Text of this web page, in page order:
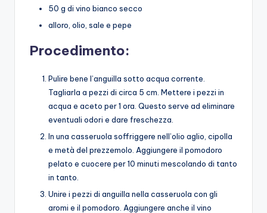
50 g di vino bianco secco
alloro, olio, sale e pepe
Procedimento:
Pulire bene l’anguilla sotto acqua corrente.
Tagliarla a pezzi di circa 5 cm. Mettere i pezzi in
acqua e aceto per 1 ora. Questo serve ad eliminare
eventuali odori e dare freschezza.
In una casseruola soffriggere nell’olio aglio, cipolla
e metà del prezzemolo. Aggiungere il pomodoro
pelato e cuocere per 10 minuti mescolando di tanto
in tanto.
Unire i pezzi di anguilla nella casseruola con gli
aromi e il pomodoro. Aggiungere anche il vino